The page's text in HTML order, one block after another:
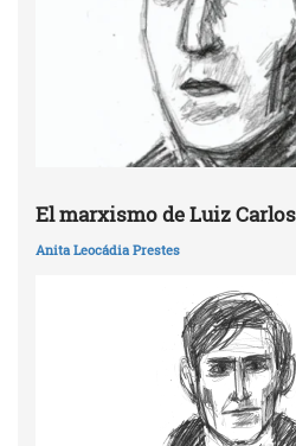
El marxismo de Luiz
Anita Leocádia Prestes